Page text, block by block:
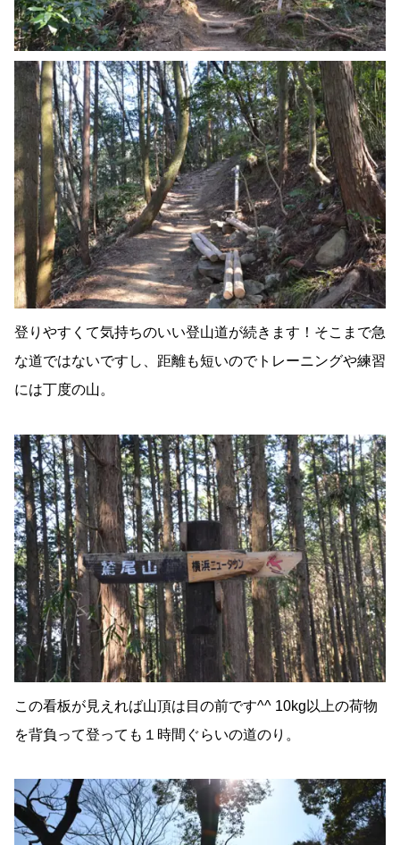
登りやすくて気持ちのいい登山道が続きます！そこまで急
な道ではないですし、距離も短いのでトレーニングや練習
には丁度の山。
この看板が見えれば山頂は目の前です^^ 10kg以上の荷物
を背負って登っても１時間ぐらいの道のり。